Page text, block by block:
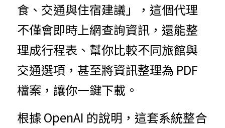
食、交通與住宿建議」，這個代理
不僅會即時上網查詢資訊，還能整
理成行程表、幫你比較不同旅館與
交通選項，甚至將資訊整理為 PDF
檔案，讓你一鍵下載。
根據 OpenAI 的說明，這套系統整合